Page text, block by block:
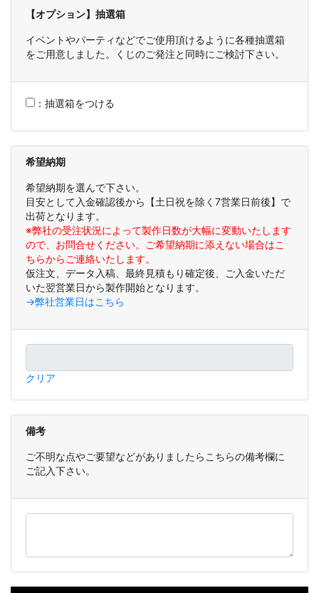
【オプション】抽選箱
イベントやパーティなどでご使用頂けるように各種抽選箱
をご用意しました。くじのご発注と同時にご検討下さい。
： 抽選箱をつける
希望納期
希望納期を選んで下さい。
目安として入金確認後から【土日祝を除く7営業日前後】で
出荷となります。
※弊社の受注状況によって製作日数が大幅に変動いたします
ので、お問合せください。ご希望納期に添えない場合はこ
ちらからご連絡いたします。
仮注文、データ入稿、最終見積もり確定後、ご入金いただ
いた翌営業日から製作開始となります。
→弊社営業日はこちら
クリア
備考
ご不明な点やご要望などがありましたらこちらの備考欄に
ご記入下さい。